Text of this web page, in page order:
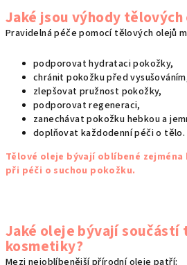
v
ý
p
i
s
u
Jaké jsou výhody tělových
Pravidelná péče pomocí tělových olejů
podporovat hydrataci pokožky,
chránit pokožku před
zlepšovat pružnost pokožky,
podporovat regeneraci,
zanechávat pokožku hebkou a
doplňovat každodenní péči o tělo.
Tělové oleje bývají oblíbené zejména
při péči o suchou pokožku.
Jaké oleje bývají součástí
kosmetiky?